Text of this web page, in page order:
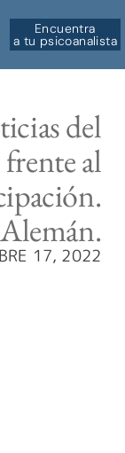
Encuentra
a tu psicoanalista
del
al
17, 2022